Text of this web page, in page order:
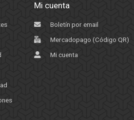
Mi cuenta
Boletín por email
Mercadopago (Código QR)
Mi cuenta